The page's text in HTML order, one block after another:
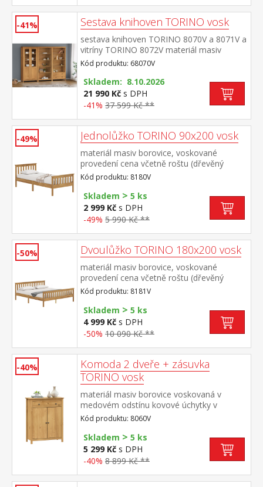
-41% Sestava knihoven TORINO vosk
sestava knihoven TORINO 8070V a 8071V a
vitríny TORINO 8072V materiál masiv
borovice voskovaná v medovém
odstínu kovové úchytky v barevném
provedení černěná mosaz knihovna 8070V:
čtyři police knihovna 8071V: tři police, dvě
zásuvky s kovovými pojezdy vitrína 8072V:
police rozměr knihovny 8070V (š/h/v) 85 ×
37 × 190 cm rozměr knihovny 8071V (š/h/v)
85 × 37 × 190 cm rozměr vitríny 8072V
(š/h/v) 85 × 37 × 190 cm
Kód produktu: 68070V
Skladem: 8.10.2026
21 990 Kč s DPH
-41% 37 599 Kč **
-49% Jednolůžko TORINO 90x200 vosk
materiál masiv borovice, voskované
provedení cena včetně roštu (dřevěný
laťkový) bez matrace doporučený rozměr
matrace 90 × 200 cm
Kód produktu: 8180V
Skladem > 5 ks
2 999 Kč s DPH
-49% 5 990 Kč **
-50% Dvoulůžko TORINO 180x200 vosk
materiál masiv borovice, voskované
provedení cena včetně roštu (dřevěný
laťkový) bez matrace doporučený rozměr
matrace 180 × 200 cm nebo 2 kusy 90 ×
200 cm
Kód produktu: 8181V
Skladem > 5 ks
4 999 Kč s DPH
-50% 10 090 Kč **
-40%
Komoda 2 dveře + zásuvka
TORINO vosk
materiál masiv borovice voskovaná v
medovém odstínu kovové úchytky v
barevném provedení černěná mosaz 1
zásuvka s kovovými pojezdy, 2 plné dveře,
1 police maximální nosnosti uvedeny v
návodu k montáži
Kód produktu: 8060V
Skladem > 5 ks
5 299 Kč s DPH
-40% 8 899 Kč **